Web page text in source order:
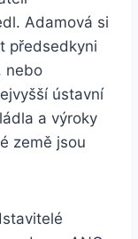
Adamová si
předsedkyni
nebo
ústavní
a výroky
země jsou